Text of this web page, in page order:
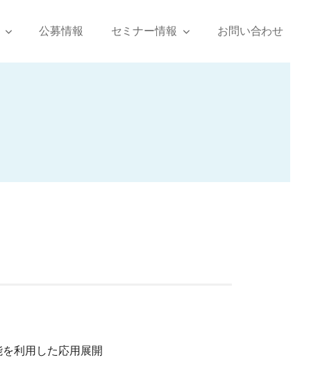
公募情報 セミナー情報 お問い合わせ
利用した応用展開